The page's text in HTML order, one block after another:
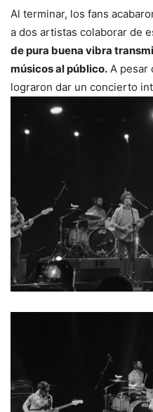
Al terminar, los fans
a dos artistas colaborar de
de pura buena vibra
músicos al público. A pesar
lograron dar un concierto